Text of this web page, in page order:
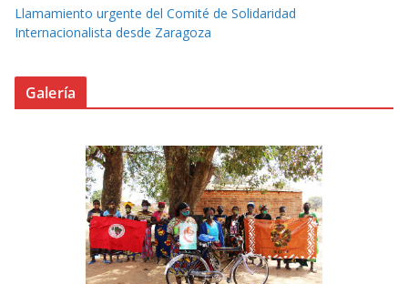
Llamamiento urgente del Comité de Solidaridad
Internacionalista desde Zaragoza
Galería